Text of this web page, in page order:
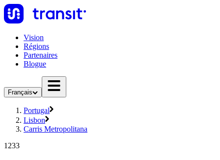
Vision
Régions
Partenaires
Blogue
Français
Portugal
Lisbon
Carris Metropolitana
1233